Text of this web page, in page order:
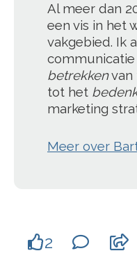
Al meer dan
een vis in het
vakgebied. Ik
communicatie
betrekkenvan
tot het
marketing
Meer over
2